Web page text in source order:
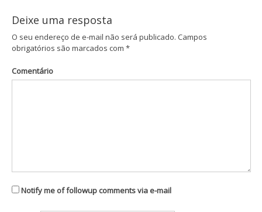
Deixe uma resposta
O seu endereço de e-mail não será publicado. Campos
obrigatórios são marcados com *
Comentário
Notify me of followup comments via e-mail